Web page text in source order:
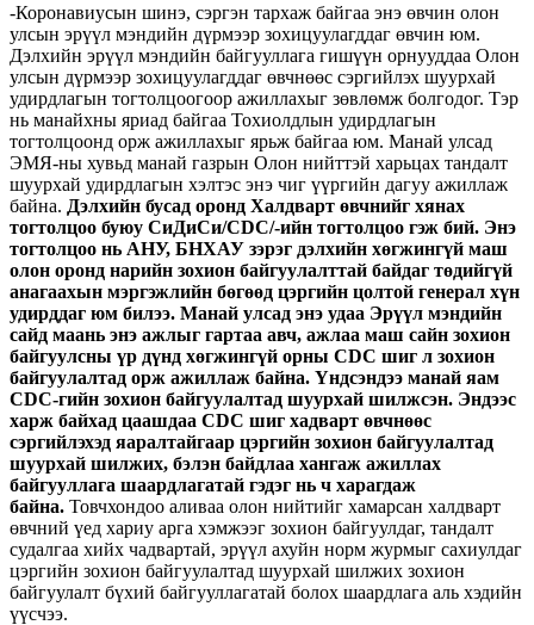
-Коронавиусын шинэ, сэргэн тархаж байгаа энэ өвчин олон
улсын эрүүл мэндийн дүрмээр зохицуулагддаг өвчин юм.
Дэлхийн эрүүл мэндийн байгууллага гишүүн орнууддаа Олон
улсын дүрмээр зохицуулагддаг өвчнөөс сэргийлэх шуурхай
удирдлагын тогтолцоогоор ажиллахыг зөвлөмж болгодог. Тэр
нь манайхны яриад байгаа Тохиолдлын удирдлагын
тогтолцоонд орж ажиллахыг ярьж байгаа юм. Манай улсад
ЭМЯ-ны хувьд манай газрын Олон нийттэй харьцах тандалт
шуурхай удирдлагын хэлтэс энэ чиг үүргийн дагуу ажиллаж
байна. Дэлхийн бусад оронд Халдварт өвчнийг хянах
тогтолцоо буюу СиДиСи/CDC/-ийн тогтолцоо гэж бий. Энэ
тогтолцоо нь АНУ, БНХАУ зэрэг дэлхийн хөгжингүй маш
олон оронд нарийн зохион байгуулалттай байдаг төдийгүй
анагаахын мэргэжлийн бөгөөд цэргийн цолтой генерал хүн
удирддаг юм билээ. Манай улсад энэ удаа Эрүүл мэндийн
сайд маань энэ ажлыг гартаа авч, ажлаа маш сайн зохион
байгуулсны үр дүнд хөгжингүй орны CDC шиг л зохион
байгуулалтад орж ажиллаж байна. Үндсэндээ манай яам
CDC-гийн зохион байгуулалтад шуурхай шилжсэн. Эндээс
харж байхад цаашдаа CDC шиг хадварт өвчнөөс
сэргийлэхэд яаралтайгаар цэргийн зохион байгуулалтад
шуурхай шилжих, бэлэн байдлаа хангаж ажиллах
байгууллага шаардлагатай гэдэг нь ч харагдаж
байна. Товчхондоо аливаа олон нийтийг хамарсан халдварт
өвчний үед хариу арга хэмжээг зохион байгуулдаг, тандалт
судалгаа хийх чадвартай, эрүүл ахуйн норм журмыг сахиулдаг
цэргийн зохион байгуулалтад шуурхай шилжих зохион
байгуулалт бүхий байгууллагатай болох шаардлага аль хэдийн
үүсчээ.